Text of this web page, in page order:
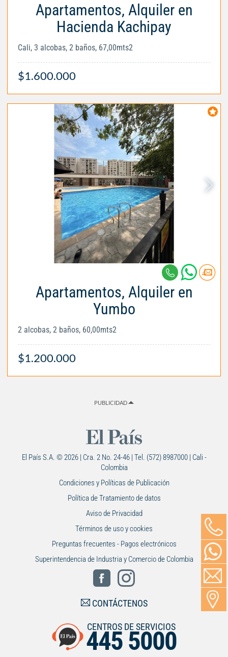
Apartamentos, Alquiler en
Hacienda Kachipay
Cali, 3 alcobas, 2 baños, 67,00mts2
$1.600.000
Apartamentos, Alquiler en
Yumbo
2 alcobas, 2 baños, 60,00mts2
$1.200.000
PUBLICIDAD
El País S.A. © 2026 | Cra. 2 No. 24-46 | Tel. (572) 8987000 | Cali -
Colombia
Condiciones y Políticas de Publicación
Política de Tratamiento de datos
Aviso de Privacidad
Términos de uso y cookies
Preguntas frecuentes - Pagos electrónicos
Superintendencia de Industria y Comercio de Colombia
CONTÁCTENOS
CENTROS DE SERVICIOS
445 5000